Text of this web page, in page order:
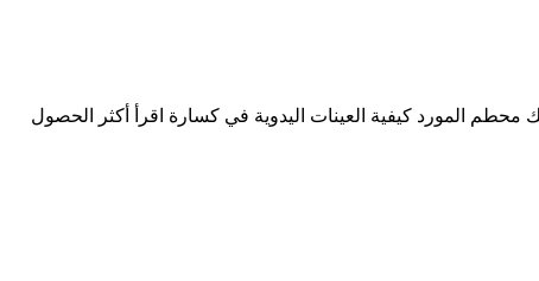
الفك محطم المورد كيفية العينات اليدوية في كسارة اقرأ أكثر الحصول